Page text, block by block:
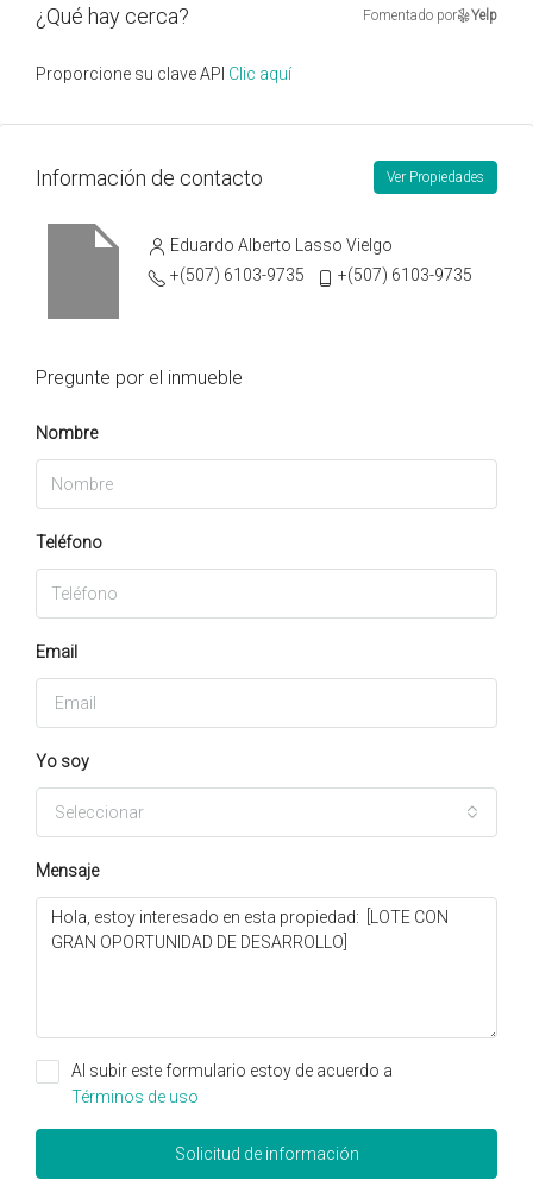
¿Qué hay cerca? Fomentado por Yelp
Proporcione su clave API Clic aquí
Información de contacto Ver Propiedades
Eduardo Alberto Lasso Vielgo
+(507) 6103-9735
+(507) 6103-9735
Pregunte por el inmueble
Nombre
Teléfono
Email
Yo soy
Seleccionar
Mensaje
Al subir este formulario estoy de acuerdo a
Términos de uso
Solicitud de información